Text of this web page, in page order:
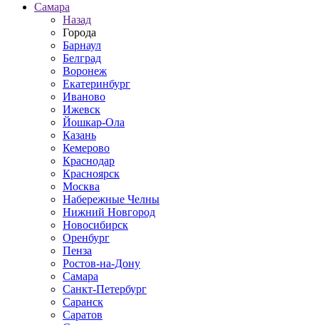
Самара
Назад
Города
Барнаул
Белград
Воронеж
Екатеринбург
Иваново
Ижевск
Йошкар-Ола
Казань
Кемерово
Краснодар
Красноярск
Москва
Набережные Челны
Нижний Новгород
Новосибирск
Оренбург
Пенза
Ростов-на-Дону
Самара
Санкт-Петербург
Саранск
Саратов